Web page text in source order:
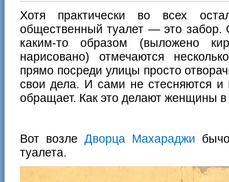
Хотя практически во всех
общественный туалет — это забор.
каким-то образом (выложено
нарисовано) отмечаются
прямо посреди улицы просто
свои дела. И сами не стесняются
обращает. Как это делают женщины в
Вот возлеДворца Махараджи
туалета.